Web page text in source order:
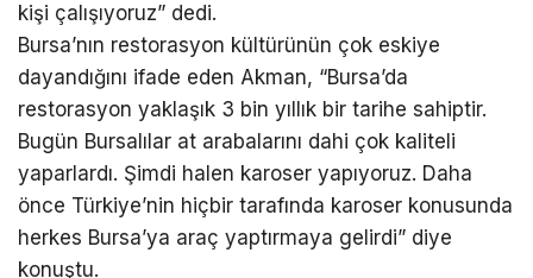
kişi çalışıyoruz” dedi.
Bursa’nın restorasyon kültürünün çok eskiye
dayandığını ifade eden Akman, “Bursa’da
restorasyon yaklaşık 3 bin yıllık bir tarihe sahiptir.
Bugün Bursalılar at arabalarını dahi çok kaliteli
yaparlardı. Şimdi halen karoser yapıyoruz. Daha
önce Türkiye’nin hiçbir tarafında karoser konusunda
herkes Bursa’ya araç yaptırmaya gelirdi” diye
konuştu.